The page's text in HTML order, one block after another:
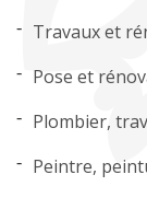
Travaux et
Pose et
Plombier,
Peintre,